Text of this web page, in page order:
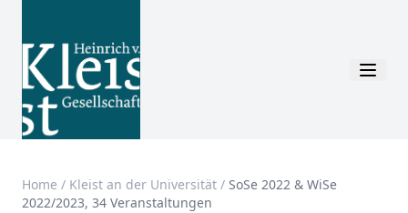
Home / Kleist an der Universität / SoSe 2022 & WiSe
2022/2023, 34 Veranstaltungen